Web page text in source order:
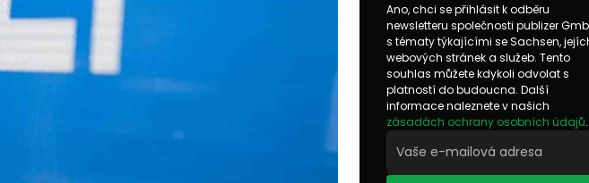
Ano, chci se přihlásit k odběru
newsletteru společnosti publizer
s tématy týkajícími se Sachsen,
webových stránek a služeb. Tento
souhlas můžete kdykoli odvolat s
platností do budoucna. Další
informace naleznete v našich
zásadách ochrany osobních údajů.